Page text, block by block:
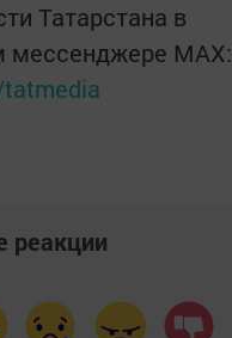
Татарстана в
мессенджере MАХ:
реакции